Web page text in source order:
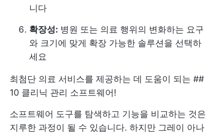
니다
확장성: 병원 또는 의료 행위의 변화하는 요구
와 크기에 맞게 확장 가능한 솔루션을 선택하
세요
최첨단 의료 서비스를 제공하는 데 도움이 되는 ##
10 클리닉 관리 소프트웨어!
소프트웨어 도구를 탐색하고 기능을 비교하는 것은
지루한 과정이 될 수 있습니다. 하지만 그레이 아나